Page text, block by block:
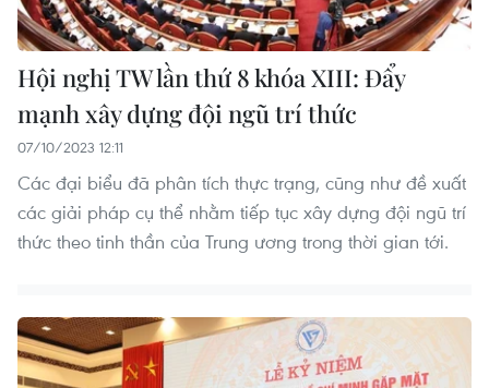
Hội nghị TW lần thứ 8 khóa XIII: Đẩy
mạnh xây dựng đội ngũ trí thức
07/10/2023 12:11
Các đại biểu đã phân tích thực trạng, cũng như đề xuất
các giải pháp cụ thể nhằm tiếp tục xây dựng đội ngũ trí
thức theo tinh thần của Trung ương trong thời gian tới.